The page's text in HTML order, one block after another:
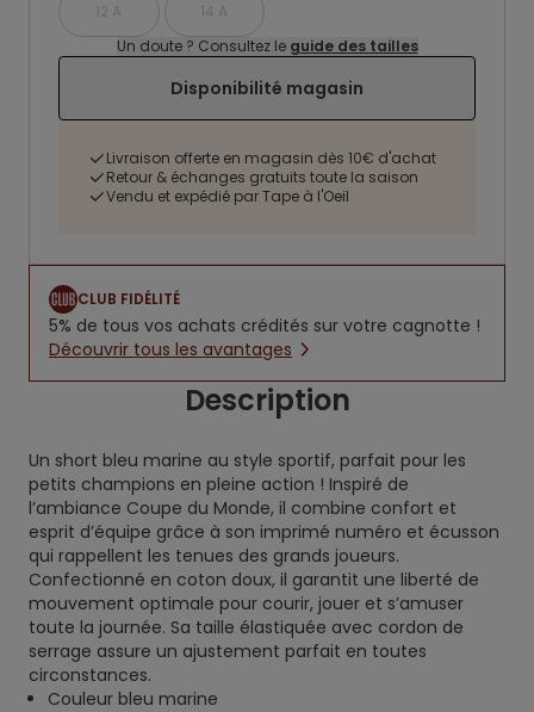
12 A
14 A
Un doute ? Consultez le guide des tailles
Disponibilité magasin
Livraison offerte en magasin dès 10€ d'achat
Retour & échanges gratuits toute la saison
Vendu et expédié par Tape à l'Oeil
CLUB FIDÉLITÉ
5% de tous vos achats crédités sur votre cagnotte !
Découvrir tous les avantages
Description
Un short bleu marine au style sportif, parfait pour les
petits champions en pleine action ! Inspiré de
l’ambiance Coupe du Monde, il combine confort et
esprit d’équipe grâce à son imprimé numéro et écusson
qui rappellent les tenues des grands joueurs.
Confectionné en coton doux, il garantit une liberté de
mouvement optimale pour courir, jouer et s’amuser
toute la journée. Sa taille élastiquée avec cordon de
serrage assure un ajustement parfait en toutes
circonstances.
Couleur bleu marine